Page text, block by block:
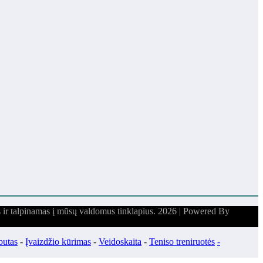
talpinamas į mūsų valdomus tinklapius. 2026 | Powered By
- Įvaizdžio kūrimas - Veidoskaita - Teniso treniruotės -